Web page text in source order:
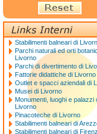
Stabilimenti balneari di
Parchi naturali ed orti
Livorno
Parchi di divertimento di
Fattorie didattiche di Livorno
Outlet e spacci aziendali di
Musei di Livorno
Monumenti, luoghi e palazzi
Livorno
Pinacoteche di Livorno
Stabilimenti balneari di
Stabilimenti balneari di